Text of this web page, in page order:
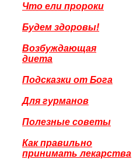
Что ели пророки
Будем здоровы!
Возбуждающая
диета
Подсказки от Бога
Для гурманов
Полезные советы
Как правильно
приниматьлекарства